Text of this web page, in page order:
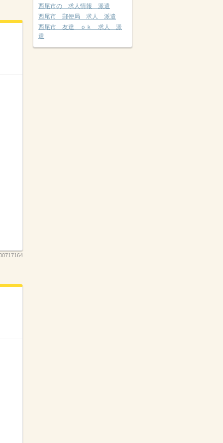
西尾市の 求人情報 派遣
西尾市 郵便局 求人 派遣
西尾市 友達 ｏｋ 求人 派
遣